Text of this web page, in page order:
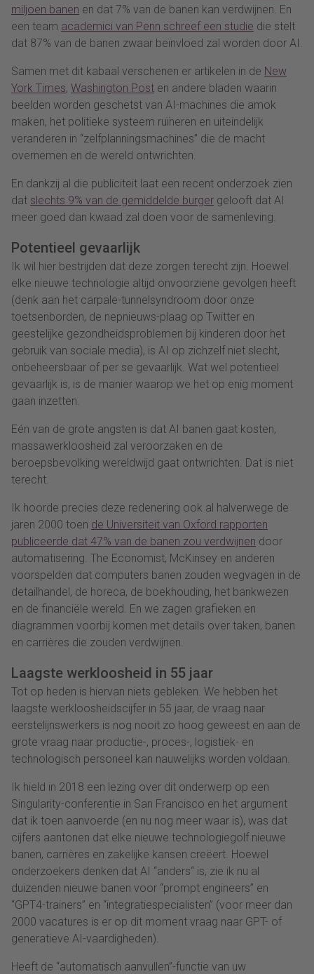
miljoen banen en dat 7% van de banen kan verdwijnen. En
een team academici van Penn schreef een studie die stelt
dat 87% van de banen zwaar beïnvloed zal worden door AI.
Samen met dit kabaal verschenen er artikelen in de New
York Times, Washington Post en andere bladen waarin
beelden worden geschetst van AI-machines die amok
maken, het politieke systeem ruïneren en uiteindelijk
veranderen in “zelfplanningsmachines” die de macht
overnemen en de wereld ontwrichten.
En dankzij al die publiciteit laat een recent onderzoek zien
dat slechts 9% van de gemiddelde burger gelooft dat AI
meer goed dan kwaad zal doen voor de samenleving.
Potentieel gevaarlijk
Ik wil hier bestrijden dat deze zorgen terecht zijn. Hoewel
elke nieuwe technologie altijd onvoorziene gevolgen heeft
(denk aan het carpale-tunnelsyndroom door onze
toetsenborden, de nepnieuws-plaag op Twitter en
geestelijke gezondheidsproblemen bij kinderen door het
gebruik van sociale media), is AI op zichzelf niet slecht,
onbeheersbaar of per se gevaarlijk. Wat wel potentieel
gevaarlijk is, is de manier waarop we het op enig moment
gaan inzetten.
Eén van de grote angsten is dat AI banen gaat kosten,
massawerkloosheid zal veroorzaken en de
beroepsbevolking wereldwijd gaat ontwrichten. Dat is niet
terecht.
Ik hoorde precies deze redenering ook al halverwege de
jaren 2000 toen de Universiteit van Oxford rapporten
publiceerde dat 47% van de banen zou verdwijnen door
automatisering. The Economist, McKinsey en anderen
voorspelden dat computers banen zouden wegvagen in de
detailhandel, de horeca, de boekhouding, het bankwezen
en de financiële wereld. En we zagen grafieken en
diagrammen voorbij komen met details over taken, banen
en carrières die zouden verdwijnen.
Laagste werkloosheid in 55 jaar
Tot op heden is hiervan niets gebleken. We hebben het
laagste werkloosheidscijfer in 55 jaar, de vraag naar
eerstelijnswerkers is nog nooit zo hoog geweest en aan de
grote vraag naar productie-, proces-, logistiek- en
technologisch personeel kan nauwelijks worden voldaan.
Ik hield in 2018 een lezing over dit onderwerp op een
Singularity-conferentie in San Francisco en het argument
dat ik toen aanvoerde (en nu nog meer waar is), was dat
cijfers aantonen dat elke nieuwe technologiegolf nieuwe
banen, carrières en zakelijke kansen creëert. Hoewel
onderzoekers denken dat AI “anders“ is, zie ik nu al
duizenden nieuwe banen voor “prompt engineers” en
“GPT4-trainers” en “integratiespecialisten” (voor meer dan
2000 vacatures is er op dit moment vraag naar GPT- of
generatieve AI-vaardigheden).
Heeft de “automatisch aanvullen”-functie van uw